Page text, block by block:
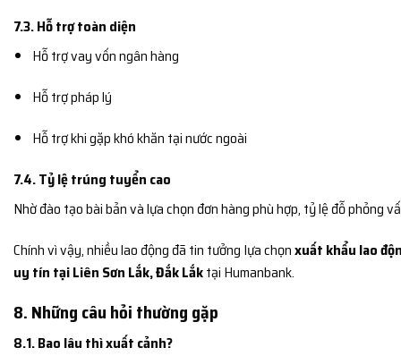
7.3. Hỗ trợ toàn diện
Hỗ trợ vay vốn ngân hàng
Hỗ trợ pháp lý
Hỗ trợ khi gặp khó khăn tại nước ngoài
7.4. Tỷ lệ trúng tuyển cao
Nhờ đào tạo bài bản và lựa chọn đơn hàng phù hợp, tỷ lệ đỗ phỏng
Chính vì vậy, nhiều lao động đã tin tưởng lựa chọnxuất khẩu lao
uy tín tại Liên Sơn Lắk, Đắk Lắktại Humanbank.
8. Những câu hỏi thường gặp
8.1. Bao lâu thì xuất cảnh?